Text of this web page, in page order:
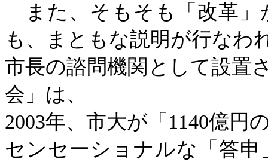
また、そもそも「改革」
も、まともな説明が行なわ
市長の諮問機関として設置
会」は、
2003年、市大が「 1140億円
センセーショナルな「答